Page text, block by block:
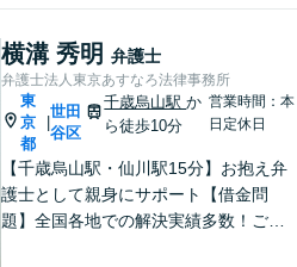
横溝 秀明 弁護士
弁護士法人東京あすなろ法律事務所
東
京
都
世田
谷区
千歳烏山駅か
ら徒歩10分
営業時間：本
日定休日
【千歳烏山駅・仙川駅15分】お抱え弁
護士として親身にサポート【借金問
題】全国各地での解決実績多数！ご相